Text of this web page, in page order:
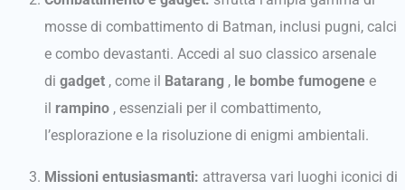
mosse di combattimento di Batman, inclusi pugni, calci
e combo devastanti. Accedi al suo classico arsenale
digadget , come il Batarang , le bombe fumogene e
il rampino , essenziali per il combattimento,
l’esplorazione e la risoluzione di enigmi ambientali.
Missioni entusiasmanti: attraversa vari luoghi iconici di